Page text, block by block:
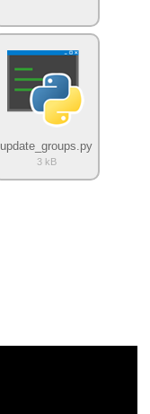
update_groups.py
3 kB